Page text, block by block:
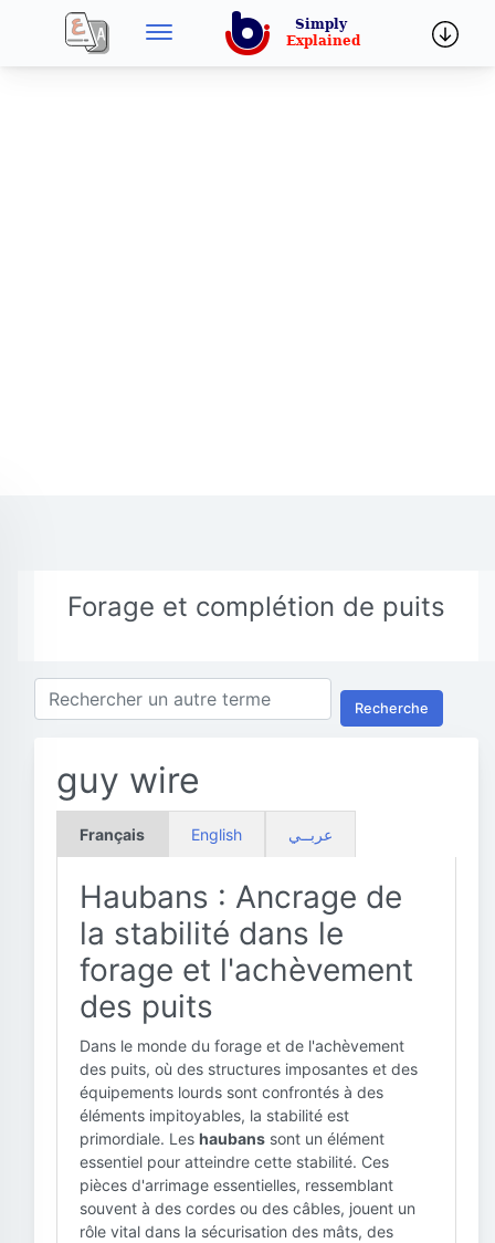
Forage et complétion de puits
Recherche
guy wire
Français English عربــي
Haubans : Ancrage de
la stabilité dans le
forage et l'achèvement
des puits
Dans le monde du forage et de l'achèvement
des puits, où des structures imposantes et des
équipements lourds sont confrontés à des
éléments impitoyables, la stabilité est
primordiale. Les haubans sont un élément
essentiel pour atteindre cette stabilité. Ces
pièces d'arrimage essentielles, ressemblant
souvent à des cordes ou des câbles, jouent un
rôle vital dans la sécurisation des mâts, des